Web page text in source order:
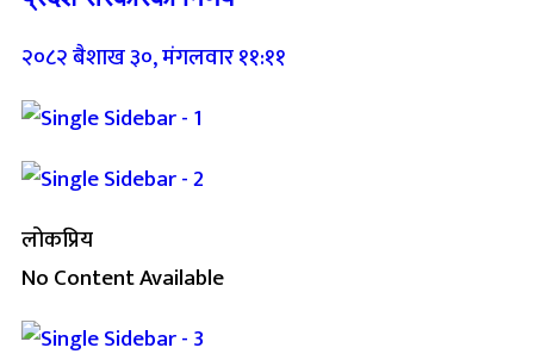
२०८२ बैशाख ३०, मंगलवार ११:११
लोकप्रिय
No Content Available